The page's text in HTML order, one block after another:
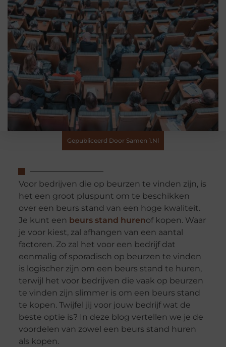
Gepubliceerd Door Samen 1.nl
Voor bedrijven die op beurzen te vinden zijn, is
het een groot pluspunt om te beschikken
over een beurs stand van een hoge kwaliteit.
Je kunt een beurs stand hurenofkopen. Waar
je voor kiest, zal afhangen van een aantal
factoren. Zo zal het voor een bedrijf dat
eenmalig of sporadisch op beurzen te vinden
is logischer zijn om een beurs stand te huren,
terwijl het voor bedrijven die vaak op beurzen
te vinden zijn slimmer is om een beurs stand
te kopen. Twijfel jij voor jouw bedrijf wat de
beste optie is? In deze blog vertellen we je de
voordelen van zowel een beurs stand huren
als kopen.